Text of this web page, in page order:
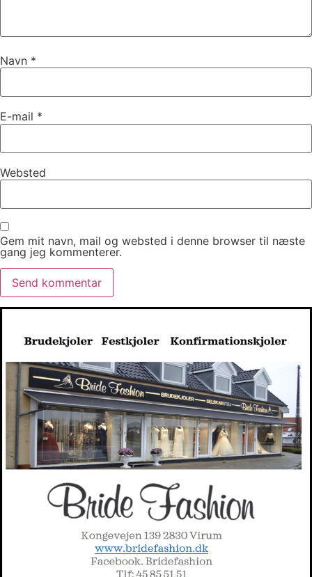
Navn *
E-mail *
Websted
Gem mit navn, mail og websted i denne browser til næste
gang jeg kommenterer.